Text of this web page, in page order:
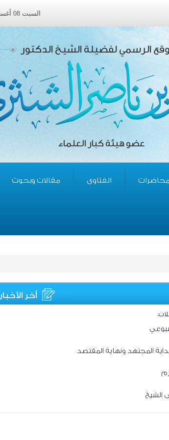
السبت 08 أغسطس 2026 ميلادى الموافق 24 صفر 1448 هجرى
الرسمي لفضيلة الشيخ الدكتور
عضو هيئة كبار العلماء
الفتاوى مقالات وبحوث
أخر الأخبار
المجتهد ونهاية المقتصد
الشيخ